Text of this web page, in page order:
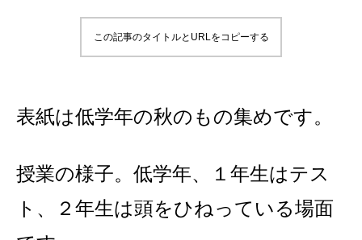
この記事のタイトルとURLをコピーする
表紙は低学年の秋のもの集めです。
授業の様子。低学年、１年生はテス
ト、２年生は頭をひねっている場面